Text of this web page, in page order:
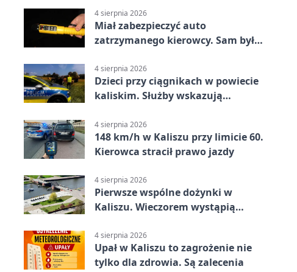
4 sierpnia 2026
Miał zabezpieczyć auto
zatrzymanego kierowcy. Sam był
4 sierpnia 2026
Dzieci przy ciągnikach w powiecie
kaliskim. Służby wskazują
4 sierpnia 2026
148 km/h w Kaliszu przy limicie 60.
Kierowca stracił prawo jazdy
4 sierpnia 2026
Pierwsze wspólne dożynki w
Kaliszu. Wieczorem wystąpią
4 sierpnia 2026
Upał w Kaliszu to zagrożenie nie
tylko dla zdrowia. Są zalecenia